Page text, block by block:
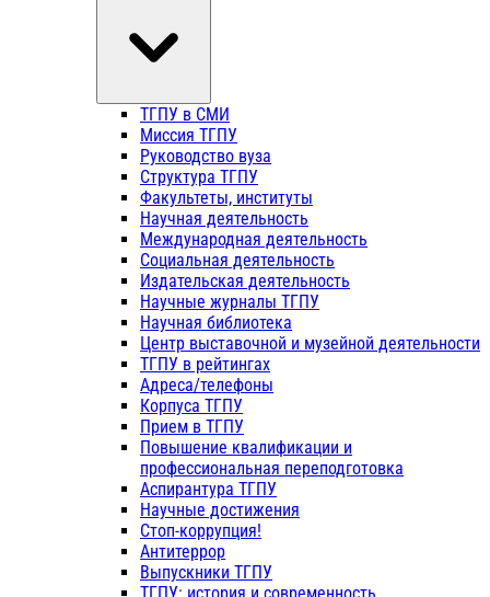
ТГПУ в СМИ
Миссия ТГПУ
Руководство вуза
Структура ТГПУ
Факультеты, институты
Научная деятельность
Международная деятельность
Социальная деятельность
Издательская деятельность
Научные журналы ТГПУ
Научная библиотека
Центр выставочной и музейной деятельности
ТГПУ в рейтингах
Адреса/телефоны
Корпуса ТГПУ
Прием в ТГПУ
Повышение квалификации и
профессиональная переподготовка
Аспирантура ТГПУ
Научные достижения
Стоп-коррупция!
Антитеррор
Выпускники ТГПУ